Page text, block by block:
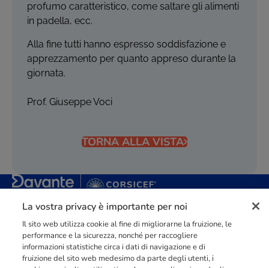
profumo caratteristico, come saltare gli alimenti
in padella, ecc.
Alla fine tutti hanno espresso soddisfazione e
apprezzamento per quanto appreso durante la
giornata.
Prof. Giuseppe Voci
TORNA ALLA VISTA
Punto di riferimento didimensione europeanella
orientata al mercato del lavoro con più di
raggiunti e formati all’anno tra Spagna, Portogallo e Italia.
03211992123
La vostra privacy è importante per noi
Il sito web utilizza cookie al fine di migliorarne la fruizione, le
performance e la sicurezza, nonché per raccogliere
informazioni statistiche circa i dati di navigazione e di
fruizione del sito web medesimo da parte degli utenti, i